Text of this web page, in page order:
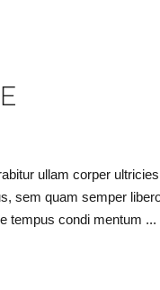
ullam corper
sem quam semper
tempus condi mentum